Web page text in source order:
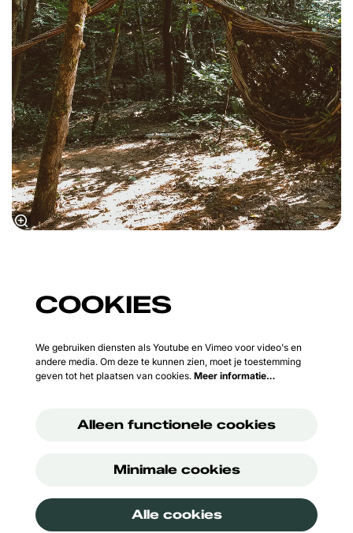
COOKIES
We gebruiken diensten als Youtube en Vimeo voor video's en
andere media. Om deze te kunnen zien, moet je toestemming
geven tot het plaatsen van cookies. Meer informatie…
Alleen functionele cookies
Minimale cookies
Alle cookies